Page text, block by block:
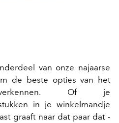
van onze najaarse
de beste opties van het
Of je
in je winkelmandje
graaft naar dat paar dat -